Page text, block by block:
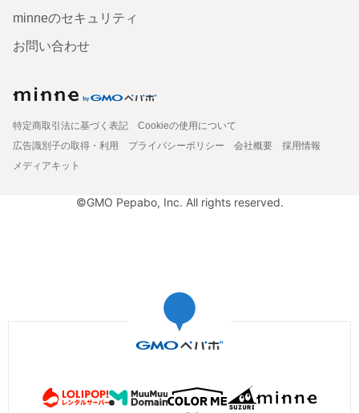
minneのセキュリティ
お問い合わせ
特定商取引法に基づく表記
Cookieの使用について
広告識別子の取得・利用
プライバシーポリシー 会社概要
採用情報
メディアキット
©GMO Pepabo, Inc. All rights reserved.